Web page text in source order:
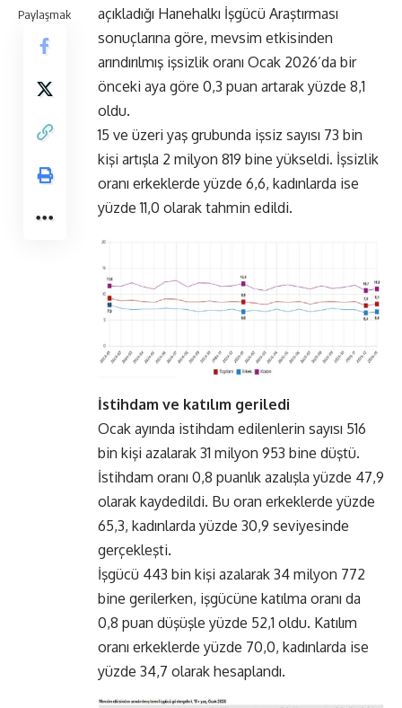
Paylaşmak
açıkladığı Hanehalkı İşgücü Araştırması
sonuçlarına göre, mevsim etkisinden
arındırılmış işsizlik oranı Ocak 2026’da bir
önceki aya göre 0,3 puan artarak yüzde 8,1
oldu.
15 ve üzeri yaş grubunda işsiz sayısı 73 bin
kişi artışla 2 milyon 819 bine yükseldi. İşsizlik
oranı erkeklerde yüzde 6,6, kadınlarda ise
yüzde 11,0 olarak tahmin edildi.
İstihdam ve katılım geriledi
Ocak ayında istihdam edilenlerin sayısı 516
bin kişi azalarak 31 milyon 953 bine düştü.
İstihdam oranı 0,8 puanlık azalışla yüzde 47,9
olarak kaydedildi. Bu oran erkeklerde yüzde
65,3, kadınlarda yüzde 30,9 seviyesinde
gerçekleşti.
İşgücü 443 bin kişi azalarak 34 milyon 772
bine gerilerken, işgücüne katılma oranı da
0,8 puan düşüşle yüzde 52,1 oldu. Katılım
oranı erkeklerde yüzde 70,0, kadınlarda ise
yüzde 34,7 olarak hesaplandı.